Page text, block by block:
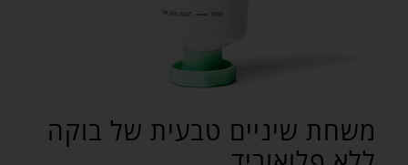
משחת שיניים טבעית של בוקה